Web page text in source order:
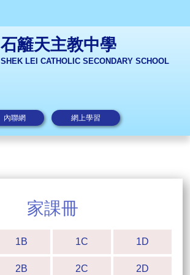
石籬天主教中學
SHEK LEI CATHOLIC SECONDARY SCHOOL
內聯網 網上學習
家課冊
1B 1C 1D
2B 2C 2D